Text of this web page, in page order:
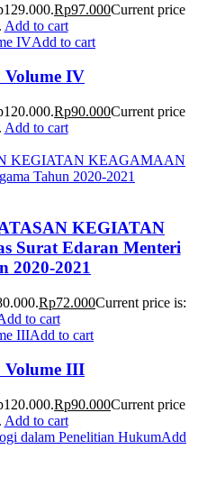
Rp97.000Current price
Add to cart
Add to cart
Volume IV
Rp90.000Current price
Add to cart
KEGIATAN
Surat Edaran Menteri
2020-2021
Rp72.000Current price is:
to cart
Add to cart
Volume III
Rp90.000Current price
Add to cart
Add